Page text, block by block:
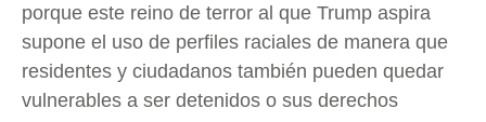
porque este reino de terror al que Trump aspira
supone el uso de perfiles raciales de manera que
residentes y ciudadanos también pueden quedar
vulnerables a ser detenidos o sus derechos